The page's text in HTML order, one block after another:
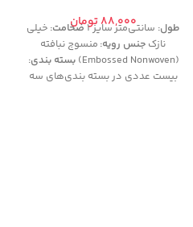
تومان
طول: سانتی‌متر سایز ۱ ضخامت: خیلی
نازک جنس رویه: منسوج نبافته
(Embossed Nonwoven)
بسته بندی:
بیست عددی در بسته بندی‌های سه